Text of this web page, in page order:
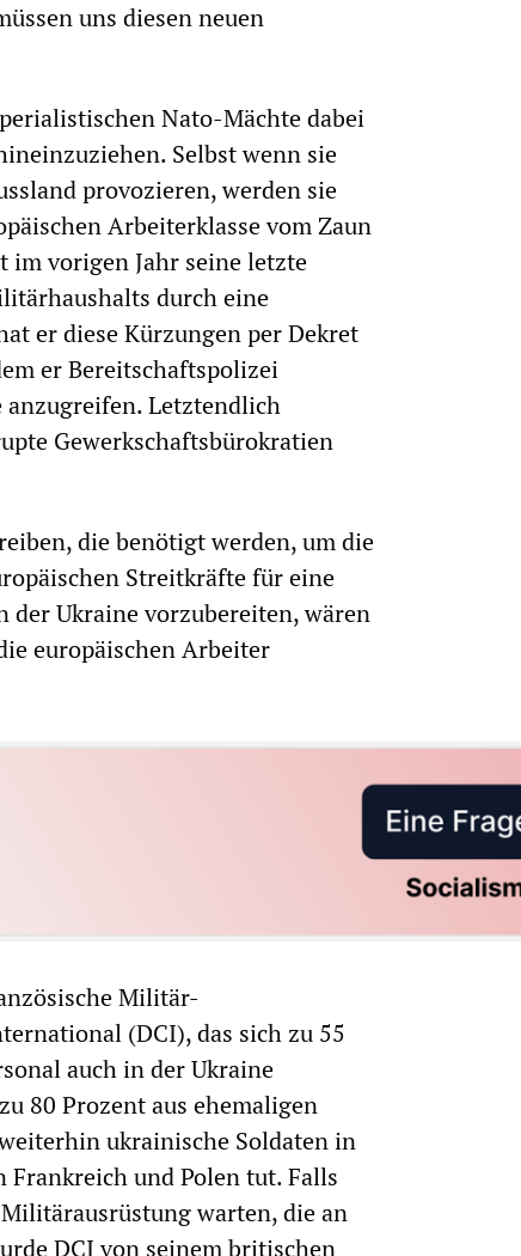
uns diesen neuen
Nato-Mächte dabei
Selbst wenn sie
provozieren, werden sie
Arbeiterklasse vom Zaun
im vorigen Jahr seine letzte
durch eine
er diese Kürzungen per Dekret
er Bereitschaftspolizei
anzugreifen. Letztendlich
Gewerkschaftsbürokratien
die benötigt werden, um die
Streitkräfte für eine
Ukraine vorzubereiten, wären
europäischen Arbeiter
Militär-
(DCI), das sich zu 55
auch in der Ukraine
80 Prozent aus ehemaligen
ukrainische Soldaten in
Frankreich und Polen tut. Falls
warten, die an
DCI von seinem britischen